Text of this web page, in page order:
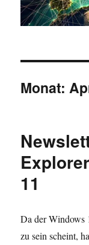
Monat:
11
Da der
zu sein scheint,